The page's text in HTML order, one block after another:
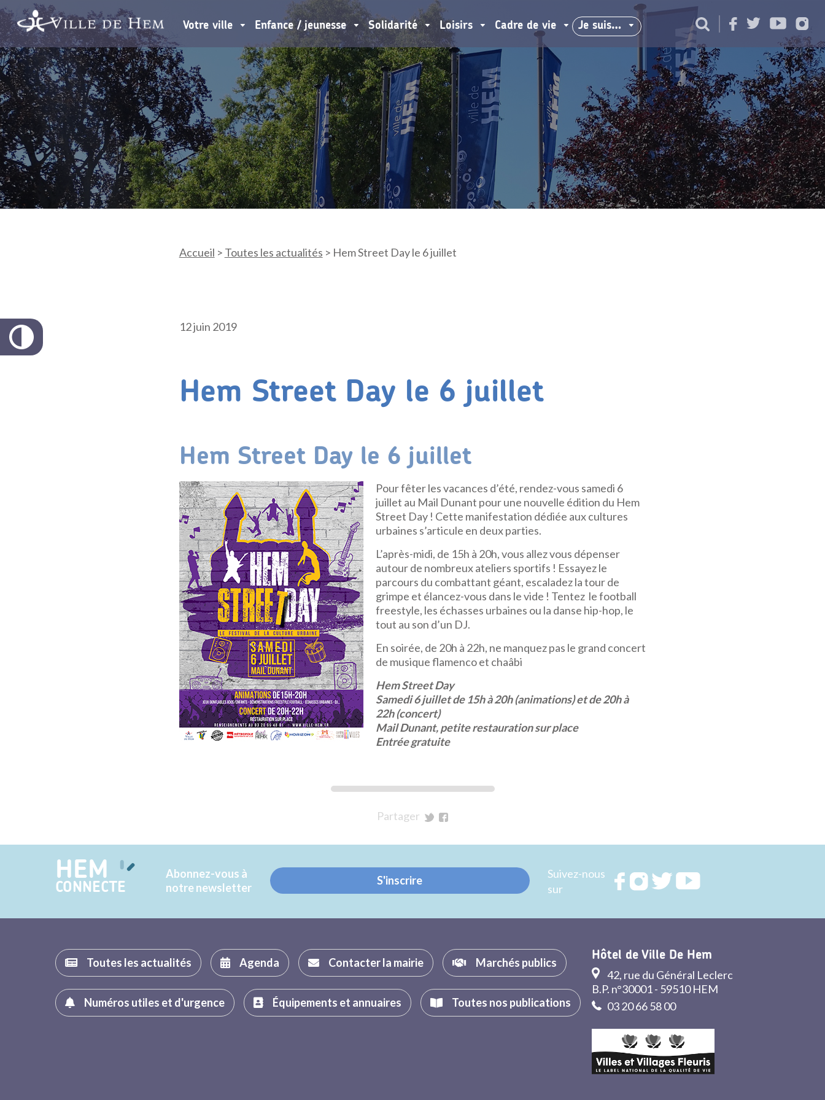
Votre ville Enfance / jeunesse Solidarité Loisirs Cadre de vie Je suis…
Accueil > Toutes les actualités > Hem Street Day le 6 juillet
12 juin 2019
Hem Street Day le 6 juillet
Hem Street Day le 6 juillet
Pour fêter les vacances d’été, rendez-vous samedi 6
juillet au Mail Dunant pour une nouvelle édition du Hem
Street Day ! Cette manifestation dédiée aux cultures
urbaines s’articule en deux parties.
L’après-midi, de 15h à 20h, vous allez vous dépenser
autour de nombreux ateliers sportifs ! Essayez le
parcours du combattant géant, escaladez la tour de
grimpe et élancez-vous dans le vide ! Tentez le football
freestyle, les échasses urbaines ou la danse hip-hop, le
tout au son d’un DJ.
En soirée, de 20h à 22h, ne manquez pas le grand concert
de musique flamenco et chaâbi
Hem Street Day
Samedi 6 juillet de 15h à 20h (animations) et de 20h à
22h (concert)
Mail Dunant, petite restauration sur place
Entrée gratuite
Partager
Twitter
Facebook
HEM
CONNECTE
Abonnez-vous à
notre newsletter
S'inscrire
Suivez-nous
sur
RejoignezRejoignezRejoignez
Toutes les actualités Agenda Contacter la mairie Marchés publics
Numéros utiles et d'urgence Équipements et annuaires Toutes nos publications
Hôtel de Ville De Hem
42, rue du Général Leclerc
B.P. n°30001 - 59510 HEM
03 20 66 58 00